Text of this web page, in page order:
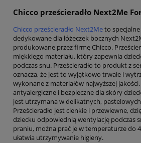
Chicco prześcieradło Next2Me
Chicco prześcieradło Next2Meto specjalne
dedykowane dla łóżeczek bocznych
produkowane przez firmę Chicco.
miękkiego materiału, który zapewnia
podczas snu. Prześcieradło to produkt z
oznacza, że jest to wyjątkowo trwałe i
wykonane z materiałów najwyższej
antyalergiczne i bezpieczne dla skóry
jest utrzymana w delikatnych,
Prześcieradło jest cienkie i przewiewne,
dziecku odpowiednią wentylację podczas
praniu, można prać je w temperaturze do
ułatwia utrzymywanie higieny.